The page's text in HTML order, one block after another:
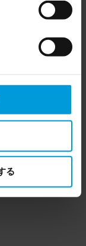
latest status
Microsoft and
to give data
based on
on
‘Show details’
る